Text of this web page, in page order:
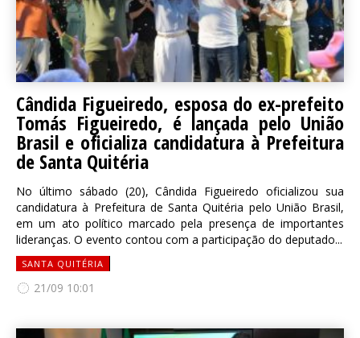
Cândida Figueiredo, esposa do ex-prefeito
Tomás Figueiredo, é lançada pelo União
Brasil e oficializa candidatura à Prefeitura
de Santa Quitéria
No último sábado (20), Cândida Figueiredo oficializou sua
candidatura à Prefeitura de Santa Quitéria pelo União Brasil,
em um ato político marcado pela presença de importantes
lideranças. O evento contou com a participação do deputado...
SANTA QUITÉRIA
21/09 10:01